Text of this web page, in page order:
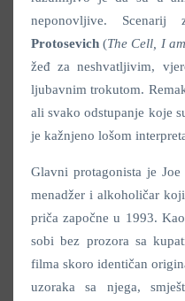
neponovljive.
Protosevich (The Cell, I
žeđ za neshvatljivim,
ljubavnim trokutom.
ali svako odstupanje koje
je kažnjeno lošom
Glavni protagonista je
menadžer i alkoholičar
priča započne u 1993.
sobi bez prozora sa
filma skoro identičan
uzoraka sa njega,